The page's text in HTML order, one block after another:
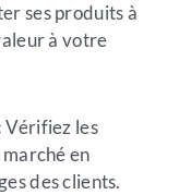
ses produits à
à votre
Vérifiez les
en
des clients.